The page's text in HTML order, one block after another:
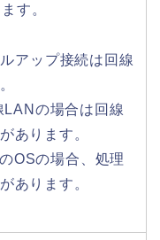
す。
アップ接続は回線
LANの場合は回線
あります。
OSの場合、処理
あります。